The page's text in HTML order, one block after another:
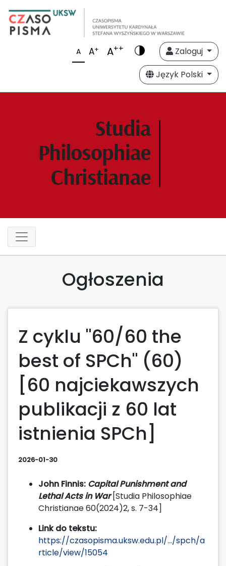
A A+ A++
Zaloguj
Język Polski
Ogłoszenia
Z cyklu "60/60 the
best of SPCh" (60)
[60 najciekawszych
publikacji z 60 lat
istnienia SPCh]
2026-01-30
John Finnis: Capital Punishment and
Lethal Acts in War[Studia Philosophiae
Christianae 60(2024)2, s. 7-34]
Link do tekstu:
https://czasopisma.uksw.edu.pl/.../spch/a
rticle/view/15054